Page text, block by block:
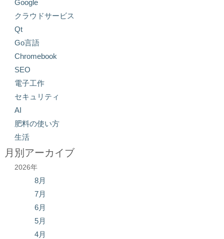
Google
クラウドサービス
Qt
Go言語
Chromebook
SEO
電子工作
セキュリティ
AI
肥料の使い方
生活
月別アーカイブ
2026年
8月
7月
6月
5月
4月